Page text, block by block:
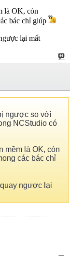
là OK, còn
bác chỉ giúp
lại mất
ngược so với
NCStudio có
mềm là OK, còn
các bác chỉ
ngược lại